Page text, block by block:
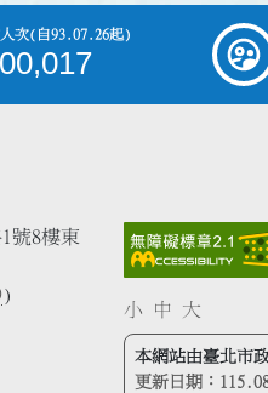
次(自93.07.26起)
號8樓東
)
小 中 大
本網站由臺北市
更新日期：